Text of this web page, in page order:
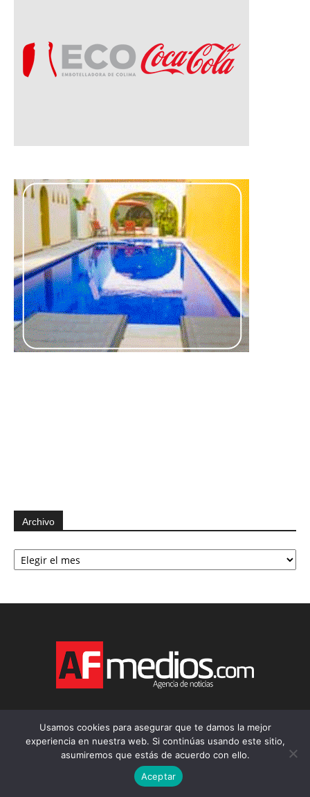
Archivo
Archivo
Usamos cookies para asegurar que te damos la mejor
experiencia en nuestra web. Si continúas usando este sitio,
asumiremos que estás de acuerdo con ello.
Aceptar